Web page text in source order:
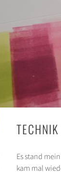
Es stand
kam mal